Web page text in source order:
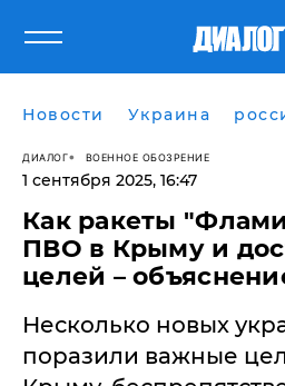
Новости Украина
ДИАЛОГ ВОЕННОЕ ОБОЗРЕНИЕ
1 сентября 2025, 16:47
Как ракеты
ПВО в Крыму и
целей –
Несколько новых
поразили важные